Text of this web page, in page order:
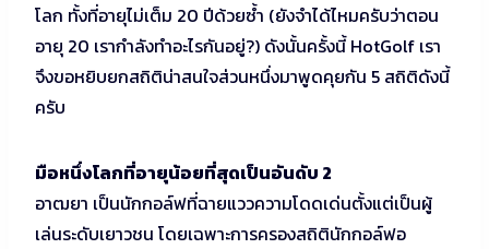
โลก ทั้งที่อายุไม่เต็ม 20 ปีด้วยซ้ำ (ยังจำได้ไหมครับว่าตอน
อายุ 20 เรากำลังทำอะไรกันอยู่?) ดังนั้นครั้งนี้ HotGolf เรา
จึงขอหยิบยกสถิติน่าสนใจส่วนหนึ่งมาพูดคุยกัน 5 สถิติดังนี้
ครับ
มือหนึ่งโลกที่อายุน้อยที่สุดเป็นอันดับ 2
อาฒยา เป็นนักกอล์ฟที่ฉายแววความโดดเด่นตั้งแต่เป็นผู้
เล่นระดับเยาวชน โดยเฉพาะการครองสถิตินักกอล์ฟอ